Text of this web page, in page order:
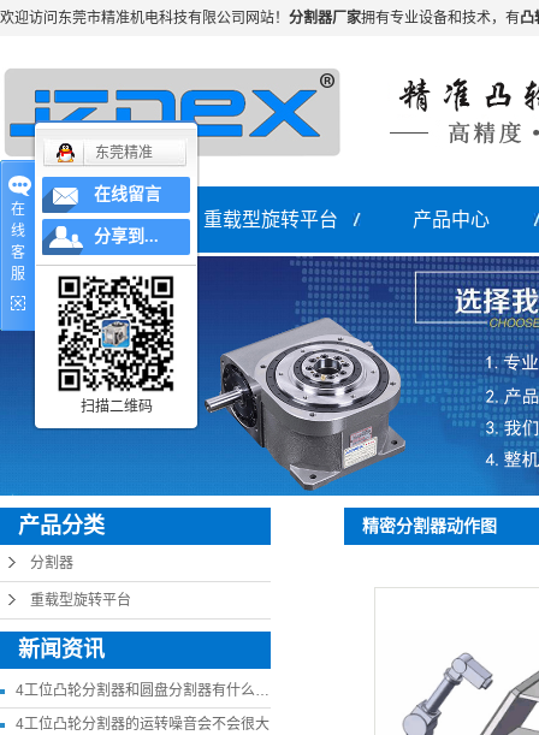
欢迎访问东莞市精准机电科技有限公司网站！ 分割器厂家拥有专业设备和技术，有凸
网站首页 重载型旋转平台 产品中心
分割器
重载型旋转平台
产品分类
分割器
重载型旋转平台
新闻资讯
4工位凸轮分割器和圆盘分割器有什么差异
4工位凸轮分割器的运转噪音会不会很大
精密分割器动作图
在
线
客
服
东莞精准
在线留言
分享到...
扫描二维码